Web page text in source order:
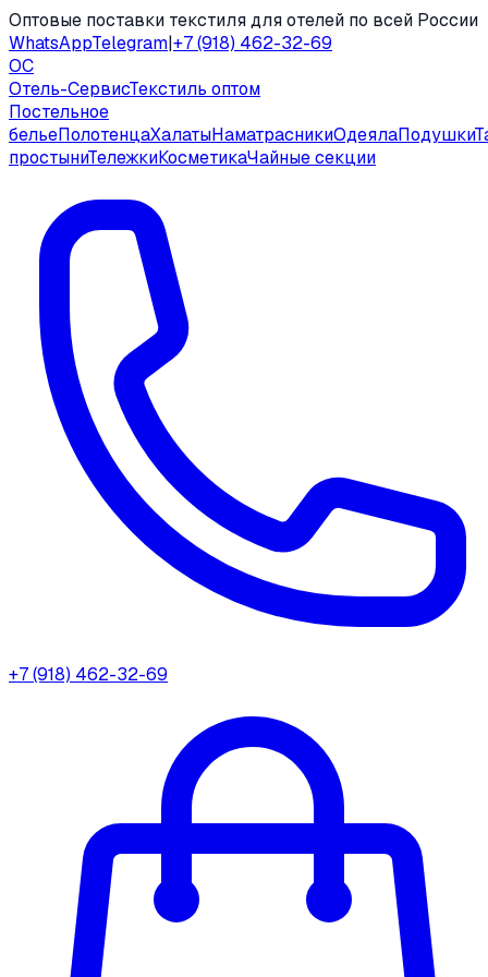
Оптовые поставки текстиля для отелей по всей России
WhatsAppTelegram|+7 (918) 462-32-69
ОС
Отель-СервисТекстиль оптом
Постельное
бельеПолотенцаХалатыНаматрасникиОдеялаПодушки
простыниТележкиКосметикаЧайные секции
+7 (918) 462-32-69